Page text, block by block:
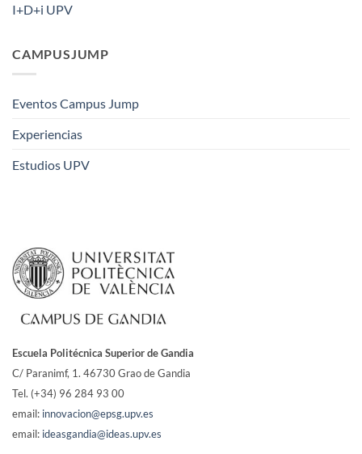
I+D+i UPV
CAMPUSJUMP
Eventos Campus Jump
Experiencias
Estudios UPV
Escuela Politécnica Superior de Gandia
C/ Paranimf, 1. 46730 Grao de Gandia
Tel. (+34) 96 284 93 00
email: innovacion@epsg.upv.es
email: ideasgandia@ideas.upv.es